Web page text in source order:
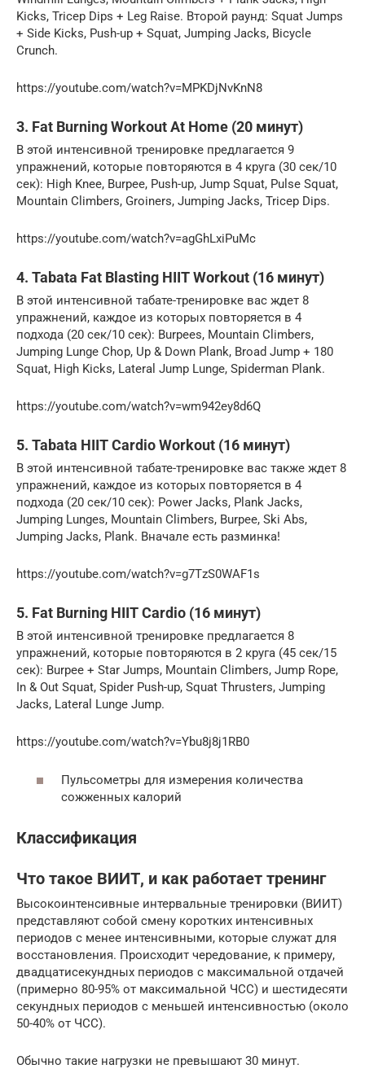
Kicks, Tricep Dips + Leg Raise. Второй раунд: Squat Jumps
+ Side Kicks, Push-up + Squat, Jumping Jacks, Bicycle
Crunch.
https://youtube.com/watch?v=MPKDjNvKnN8
3. Fat Burning Workout At Home (20 минут)
В этой интенсивной тренировке предлагается 9
упражнений, которые повторяются в 4 круга (30 сек/10
сек): High Knee, Burpee, Push-up, Jump Squat, Pulse Squat,
Mountain Climbers, Groiners, Jumping Jacks, Tricep Dips.
https://youtube.com/watch?v=agGhLxiPuMc
4. Tabata Fat Blasting HIIT Workout (16 минут)
В этой интенсивной табате-тренировке вас ждет 8
упражнений, каждое из которых повторяется в 4
подхода (20 сек/10 сек): Burpees, Mountain Climbers,
Jumping Lunge Chop, Up & Down Plank, Broad Jump + 180
Squat, High Kicks, Lateral Jump Lunge, Spiderman Plank.
https://youtube.com/watch?v=wm942ey8d6Q
5. Tabata HIIT Cardio Workout (16 минут)
В этой интенсивной табате-тренировке вас также ждет 8
упражнений, каждое из которых повторяется в 4
подхода (20 сек/10 сек): Power Jacks, Plank Jacks,
Jumping Lunges, Mountain Climbers, Burpee, Ski Abs,
Jumping Jacks, Plank. Вначале есть разминка!
https://youtube.com/watch?v=g7TzS0WAF1s
5. Fat Burning HIIT Cardio (16 минут)
В этой интенсивной тренировке предлагается 8
упражнений, которые повторяются в 2 круга (45 сек/15
сек): Burpee + Star Jumps, Mountain Climbers, Jump Rope,
In & Out Squat, Spider Push-up, Squat Thrusters, Jumping
Jacks, Lateral Lunge Jump.
https://youtube.com/watch?v=Ybu8j8j1RB0
Пульсометры для измерения количества
сожженных калорий
Классификация
Что такое ВИИТ, и как работает тренинг
Высокоинтенсивные интервальные тренировки (ВИИТ)
представляют собой смену коротких интенсивных
периодов с менее интенсивными, которые служат для
восстановления. Происходит чередование, к примеру,
двадцатисекундных периодов с максимальной отдачей
(примерно 80-95% от максимальной ЧСС) и шестидесяти
секундных периодов с меньшей интенсивностью (около
50-40% от ЧСС).
Обычно такие нагрузки не превышают 30 минут.